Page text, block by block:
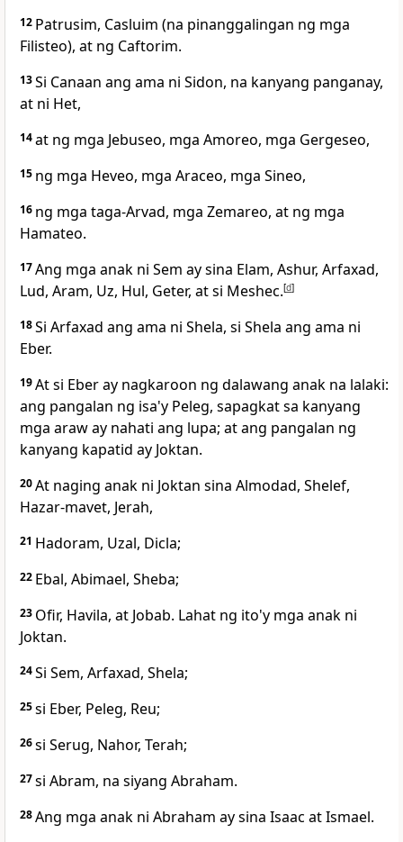
12 Patrusim, Casluim (na pinanggalingan ng mga
Filisteo), at ng Caftorim.
13Si Canaan ang ama ni Sidon, na kanyang panganay,
at ni Het,
14at ng mga Jebuseo, mga Amoreo, mga Gergeseo,
15 ng mga Heveo, mga Araceo, mga Sineo,
16 ng mga taga-Arvad, mga Zemareo, at ng mga
Hamateo.
17Ang mga anak ni Sem ay sina Elam, Ashur, Arfaxad,
Lud, Aram, Uz, Hul, Geter, at si Meshec.[d]
18Si Arfaxad ang ama ni Shela, si Shela ang ama ni
Eber.
19At si Eber ay nagkaroon ng dalawang anak na lalaki:
ang pangalan ng isa'y Peleg, sapagkat sa kanyang
mga araw ay nahati ang lupa; at ang pangalan ng
kanyang kapatid ay Joktan.
20At naging anak ni Joktan sina Almodad, Shelef,
Hazar-mavet, Jerah,
21 Hadoram, Uzal, Dicla;
22 Ebal, Abimael, Sheba;
23 Ofir, Havila, at Jobab. Lahat ng ito'y mga anak ni
Joktan.
24Si Sem, Arfaxad, Shela;
25si Eber, Peleg, Reu;
26si Serug, Nahor, Terah;
27si Abram, na siyang Abraham.
28Ang mga anak ni Abraham ay sina Isaac at Ismael.